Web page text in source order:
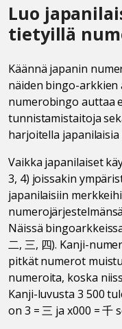
Luo
tietyillä
Käännä japanin
näiden bingo-arkkien
numerobingo auttaa
tunnistamistaitoja
harjoitella
Vaikka japanilaiset
3, 4) joissakin
japanilaisiin
Näissä
二, 三, 四). Kanji-
pitkät numerot
numeroita, koska
Kanji-luvusta 3 500
on 3 = 三 ja x000 = 千